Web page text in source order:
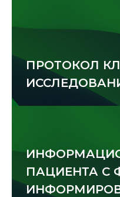
ПРОТОКОЛ
ПАЦИЕНТА